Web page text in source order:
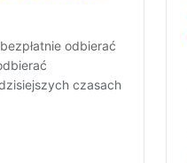
odbierać
czasach